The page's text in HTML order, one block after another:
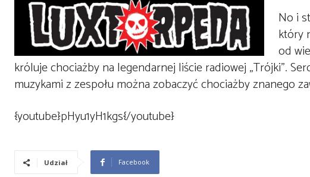
No i
który
od
króluje chociażby na legendarnej liście radiowej „Trójki”.
muzykami z zespołu można zobaczyć chociażby znanego
{youtube}pHyu1yH1kgs{/youtube}
Udział Facebook